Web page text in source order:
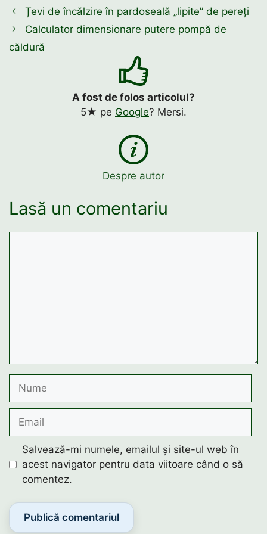
Țevi de încălzire în pardoseală „lipite” de pereți
Calculator dimensionare putere pompă de
căldură
A fost de folos articolul?
5★ pe Google? Mersi.
Despre autor
Lasă un comentariu
Nume
Email
Salvează-mi numele, emailul și site-ul web în
acest navigator pentru data viitoare când o să
comentez.